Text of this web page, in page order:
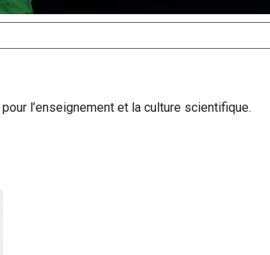
pour l’enseignement et la culture scientifique.